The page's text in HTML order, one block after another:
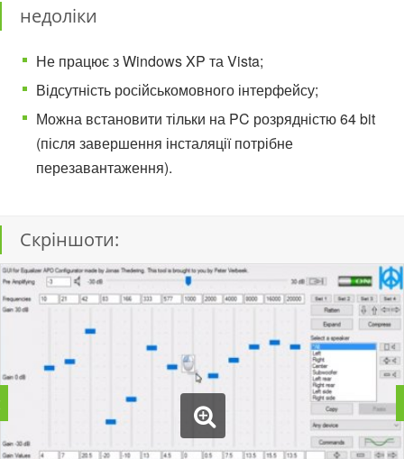
недоліки
Не працює з Windows XP та Vista;
Відсутність російськомовного інтерфейсу;
Можна встановити тільки на PC розрядністю 64 bit
(після завершення інсталяції потрібне
перезавантаження).
Скріншоти: